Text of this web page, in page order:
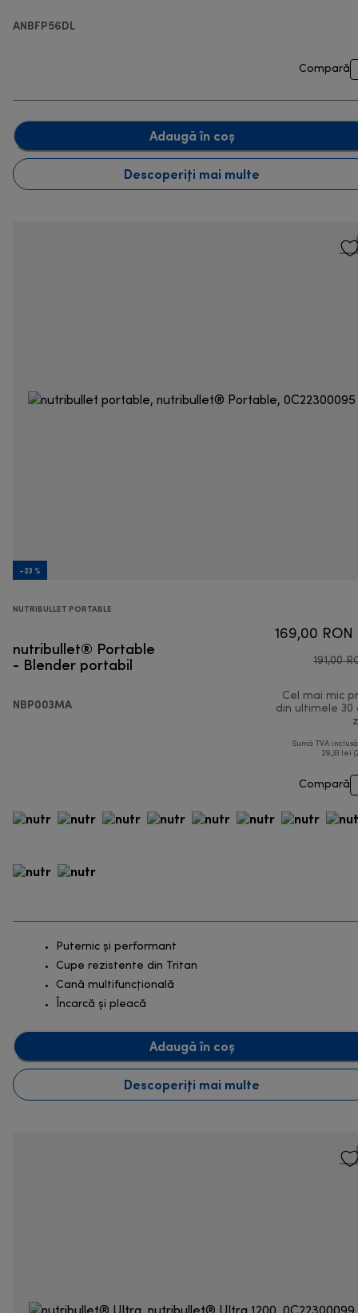
ANBFP56DL
Compară
Adaugă în coș
Descoperiți mai multe
-23 %
NUTRIBULLET PORTABLE
nutribullet® Portable
- Blender portabil
NBP003MA
169,00 RON
191,00
Cel mai mic
din ultimele 30
Sumă TVA
29,33 lei
Compară
Puternic şi performant
Cupe rezistente din Tritan
Cană multifuncțională
Încarcă și pleacă
Adaugă în coș
Descoperiți mai multe